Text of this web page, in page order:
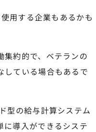
用する企業もあるかも
集約的で、ベテランの
している場合もあるで
型の給与計算システム
に導入ができるシステ